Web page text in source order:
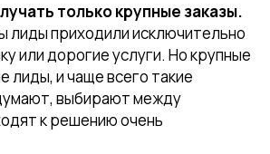
только крупные заказы.
лиды приходили исключительно
или дорогие услуги. Но крупные
лиды, и чаще всего такие
выбирают между
к решению очень